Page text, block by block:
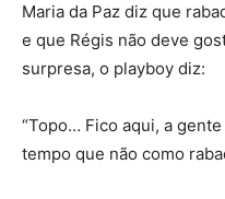
Maria da Paz diz que
e que Régis não deve
surpresa, o playboy diz:
“Topo… Fico aqui, a
tempo que não como